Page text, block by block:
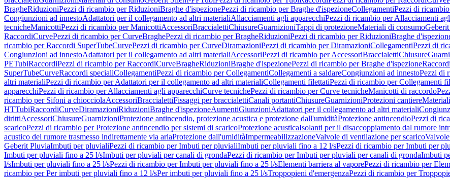
BragheRiduzioniPezzi di ricambio per RiduzioniBraghe d'ispezionePezzi di ricambio per Braghe d'ispezioneCollegamentiPezzi di
Congiunzioni ad innestoAdattatori per il collegamento ad altri materialiAllacciamenti agli apparecchiPezzi di ricambio per Allacciamenti
tecnicheManicottiPezzi di ricambio per ManicottiAccessoriBraccialettiChiusureGuarnizioniTappi di protezioneMateriali di consumo
RaccordiCurvePezzi di ricambio per CurveBraghePezzi di ricambio per BragheRiduzioniPezzi di ricambio per RiduzioniBraghe
ricambio per Raccordi SuperTubeCurvePezzi di ricambio per CurveDiramazioniPezzi di ricambio per DiramazioniCollegamentiPezzi di
Congiunzioni ad innestoAdattatori per il collegamento ad altri materialiAccessoriPezzi di ricambio per AccessoriBraccialettiChiusure
PETubiRaccordiPezzi di ricambio per RaccordiCurveBragheRiduzioniBraghe d'ispezionePezzi di ricambio per Braghe d'ispezione
SuperTubeCurveRaccordi specialiCollegamentiPezzi di ricambio per CollegamentiCollegamenti a saldareCongiunzioni ad innestoPezzi di
altri materialiPezzi di ricambio per Adattatori per il collegamento ad altri materialiCollegamenti filettatiPezzi di ricambio per Collegamenti
apparecchiPezzi di ricambio per Allacciamenti agli apparecchiCurve tecnichePezzi di ricambio per Curve tecnicheManicotti di raccordo
ricambio per Sifoni a chiocciolaAccessoriBraccialettiFissaggi per braccialettiCanali portantiChiusureGuarnizioniProtezioni cantiere
HTTubiRaccordiCurveDiramazioniRiduzioniBraghe d'ispezioneAumentiGiunzioniAdattatori per il collegamento ad altri materiali
dirittiAccessoriChiusureGuarnizioniProtezione antincendio, protezione acustica e protezione dall'umiditàProtezione antincendioPezzi di
scaricoPezzi di ricambio per Protezione antincendio per sistemi di scaricoProtezione acusticaIsolanti per il disaccoppiamento dal rumore
acustico del rumore trasmesso indirettamente via ariaProtezione dall'umiditàImpermeabilizzazioneValvole di ventilazione per scarico
Geberit PluviaImbuti per pluvialiPezzi di ricambio per Imbuti per pluvialiImbuti per pluviali fino a 12 l/sPezzi di ricambio per Imbuti per
Imbuti per pluviali fino a 25 l/sImbuti per pluviali per canali di grondaPezzi di ricambio per Imbuti per pluviali per canali di grondaImbuti
l/sImbuti per pluviali fino a 25 l/sPezzi di ricambio per Imbuti per pluviali fino a 25 l/sElementi barriera al vaporePezzi di ricambio per
ricambio per Per imbuti per pluviali fino a 12 l/sPer imbuti per pluviali fino a 25 l/sTroppopieni d'emergenzaPezzi di ricambio per